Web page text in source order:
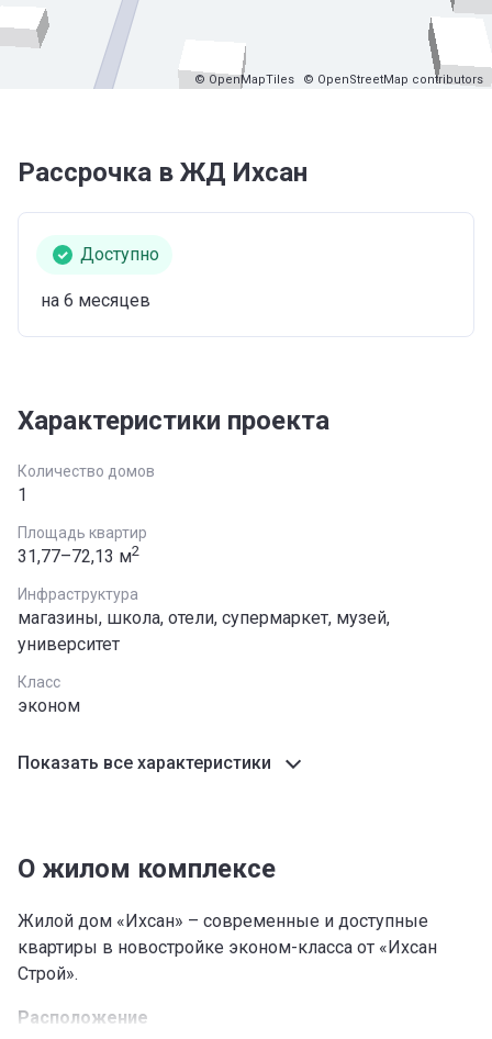
© OpenMapTiles © OpenStreetMap contributors
Рассрочка в ЖД Ихсан
Доступно
на 6 месяцев
Характеристики проекта
Количество домов
1
Площадь квартир
31,77–72,13 м2
Инфраструктура
магазины, школа, отели, супермаркет, музей,
университет
Класс
эконом
Показать все характеристики
О жилом комплексе
Жилой дом «Ихсан» – современные и доступные
квартиры в новостройке эконом-класса от «Ихсан
Строй».
Расположение